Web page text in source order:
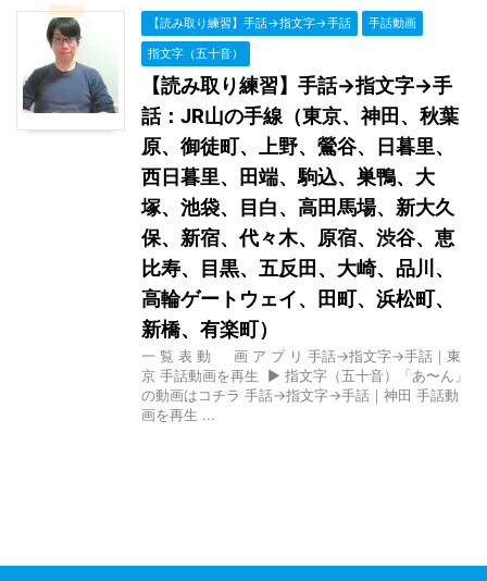
【読み取り練習】手話→指文字→手話
手話動画
指文字（五十音）
【読み取り練習】手話→指文字→手
話：JR山の手線（東京、神田、秋葉
原、御徒町、上野、鶯谷、日暮里、
西日暮里、田端、駒込、巣鴨、大
塚、池袋、目白、高田馬場、新大久
保、新宿、代々木、原宿、渋谷、恵
比寿、目黒、五反田、大崎、品川、
高輪ゲートウェイ、田町、浜松町、
新橋、有楽町）
一 覧 表 動 画 ア プ リ 手話→指文字→手話｜東
京 手話動画を再生 ▶ 指文字（五十音）「あ〜ん」
の動画はコチラ 手話→指文字→手話｜神田 手話動
画を再生 ...